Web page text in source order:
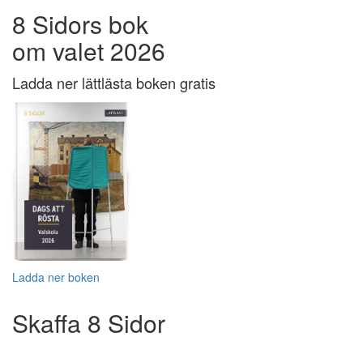
8 Sidors bok
om valet 2026
Ladda ner lättlästa boken gratis
Ladda ner boken
Skaffa 8 Sidor